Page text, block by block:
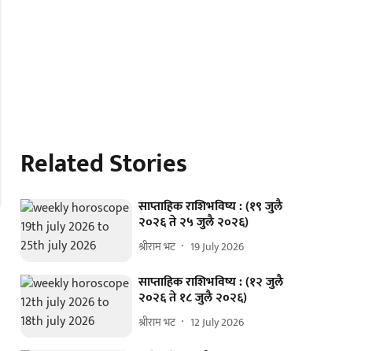
Related Stories
साप्ताहिक राशिभविष्य : (१९ जुलै
२०२६ ते २५ जुलै २०२६)
श्रीराम भट 19 July 2026
साप्ताहिक राशिभविष्य : (१२ जुलै
२०२६ ते १८ जुलै २०२६)
श्रीराम भट 12 July 2026